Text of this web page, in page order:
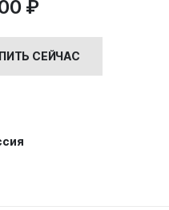
₽.
₽Текущая
100.00 ₽.
СЕЙЧАС